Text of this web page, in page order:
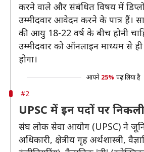
करने वाले और संबंधित विषय में
उम्मीदवार आवेदन करने के पात्र हैं।
की आयु 18-22 वर्ष के बीच होनी
उम्मीदवार को ऑनलाइन माध्यम से
होगा।
आपने 25% पढ़ लिया है
#2
UPSC में इन पदों पर निकली
संघ लोक सेवा आयोग (UPSC) ने
अधिकारी, क्षेत्रीय गृह अर्थशास्त्री,